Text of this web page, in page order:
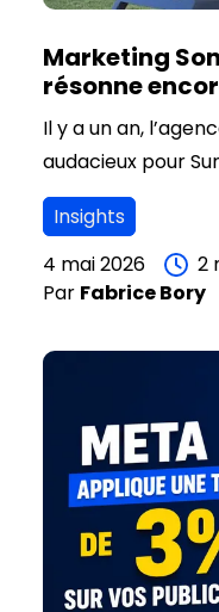
Marketing
résonne
Il y a un an,
audacieux pour
l'expérience client
En collaborant
Rey, nous avons
marketing sonore.
Insights
4 mai 2026
2
Par FabriceBory